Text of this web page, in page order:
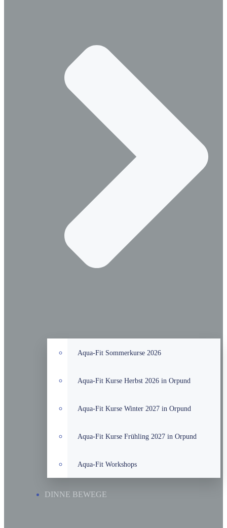
Aqua-Fit Sommerkurse 2026
Aqua-Fit Kurse Herbst 2026 in Orpund
Aqua-Fit Kurse Winter 2027 in Orpund
Aqua-Fit Kurse Frühling 2027 in Orpund
Aqua-Fit Workshops
DINNE BEWEGE